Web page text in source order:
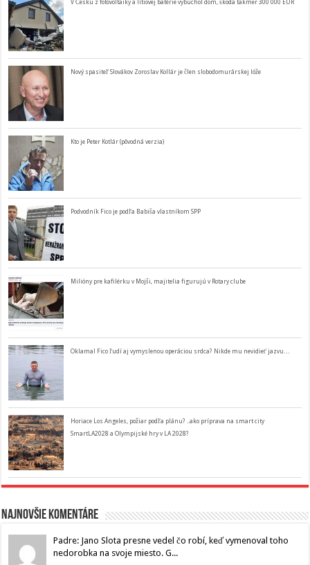
V Česku z fotovoltaiky a lítiovej batérie vybuchol dom, škoda takmer 300 000 EUR
Nový spasiteľ Slovákov Zoroslav Kollár je člen slobodomurárskej lóže
Kto je Peter Kotlár (pôvodná verzia)
Podvodník Fico je podľa Babiša vlastníkom SPP
Milióny pre kafilérku v Mojši, majitelia figurujú v Rotary clube
Oklamal Fico ľudí aj vymyslenou operáciou srdca? Nikde mu nevidieť jazvu…
Horiace Los Angeles, požiar podľa plánu? ..ako príprava na smart city
SmartLA2028 a Olympijské hry v LA 2028?
Najnovšie komentáre
Padre: Jano Slota presne vedel čo robí, keď vymenoval toho
nedorobka na svoje miesto. G...